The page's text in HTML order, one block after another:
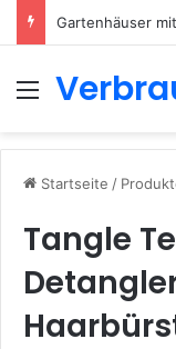
Menü
Startseite /
Tangle